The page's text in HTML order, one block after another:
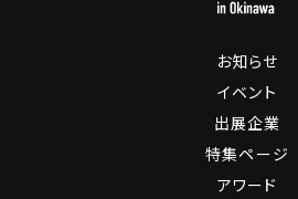
お知らせ
イベント
出展企業
特集ページ
アワード